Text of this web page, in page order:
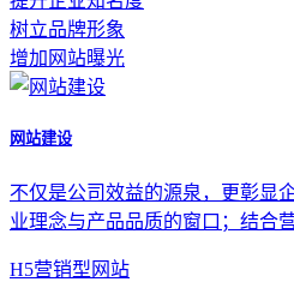
树立品牌形象
增加网站曝光
网站建设
不仅是公司效益的源泉，更彰显
业理念与产品品质的窗口；结合
H5营销型网站